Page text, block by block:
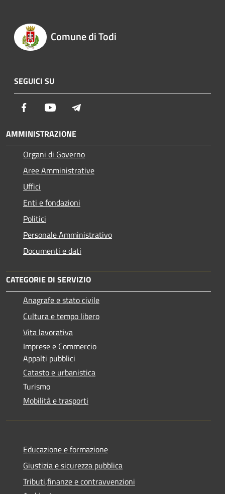
Comune di Todi
SEGUICI SU
Facebook Youtube
AMMINISTRAZIONE
Organi di Governo
Aree Amministrative
Uffici
Enti e fondazioni
Politici
Personale Amministrativo
Documenti e dati
CATEGORIE DI SERVIZIO
Anagrafe e stato civile
Cultura e tempo libero
Vita lavorativa
Imprese e Commercio
Appalti pubblici
Catasto e urbanistica
Turismo
Mobilità e trasporti
Educazione e formazione
Giustizia e sicurezza pubblica
Tributi,finanze e contravvenzioni